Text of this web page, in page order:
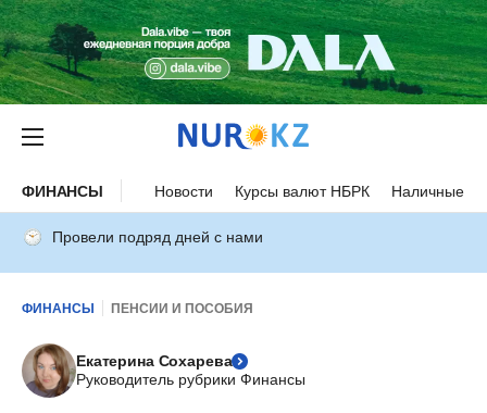
ФИНАНСЫ Новости Курсы валют НБРК Наличные
Провели подряд дней с нами
ФИНАНСЫ ПЕНСИИ И ПОСОБИЯ
Екатерина Сохарева
Руководитель рубрики Финансы